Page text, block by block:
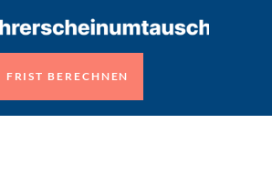
FRIST BERECHNEN